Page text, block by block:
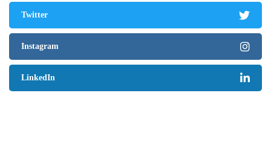
Twitter
Instagram
LinkedIn